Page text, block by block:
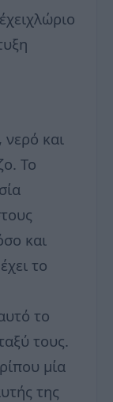
νερό και
Το
και
το
το
τους.
μία
της